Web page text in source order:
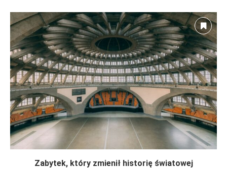
Zabytek, który zmienił historię światowej